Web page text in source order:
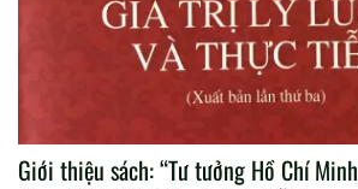
Giới thiệu sách: “Tư tưởng Hồ Chí